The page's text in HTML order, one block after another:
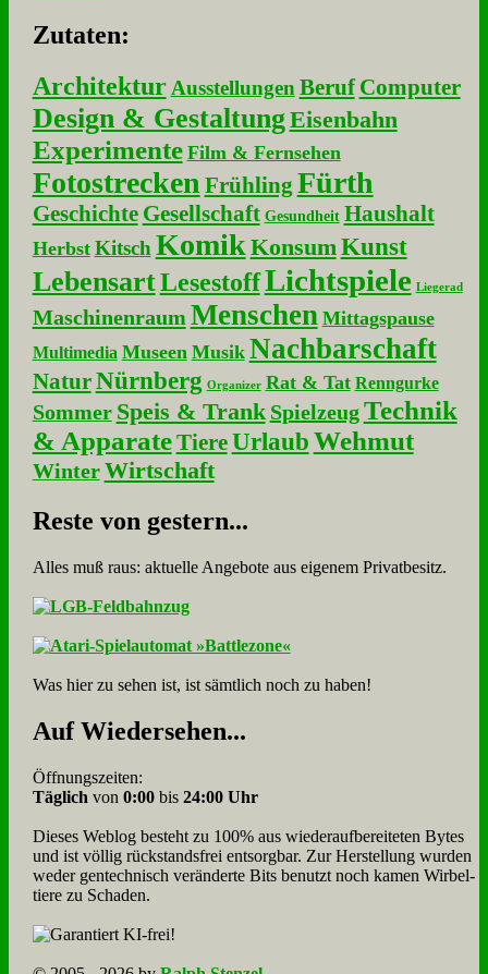
Zu­ta­ten:
Architektur Ausstellungen Beruf Computer
Design & GestaltungEisenbahn
Experimente Film & Fernsehen
Fotostrecken Frühling Fürth
Geschichte Gesellschaft Gesundheit Haushalt
Herbst Kitsch Komik KonsumKunst
LebensartLesestoffLichtspiele Liegerad
Maschinenraum Menschen Mittagspause
Multimedia Museen Musik Nachbarschaft
NaturNürnberg Organizer Rat & Tat Renngurke
Sommer Speis & Trank Spielzeug Technik
& Apparate Tiere UrlaubWehmut
Winter Wirtschaft
Re­ste von ge­stern...
Alles muß raus: aktuelle An­ge­bo­te aus eigenem Privatbesitz.
Was hier zu sehen ist, ist sämt­lich noch zu haben!
Auf Wie­der­se­hen...
Öffnungszeiten:
Täglich von 0:00bis 24:00 Uhr
Dieses Weblog besteht zu 100% aus wie­der­auf­bereite­ten Bytes
und ist völlig rück­stands­frei ent­sorg­bar. Zur Herstellung wurden
weder gen­tech­nisch veränderte Bits benutzt noch kamen Wir­bel­
tiere zu Scha­den.